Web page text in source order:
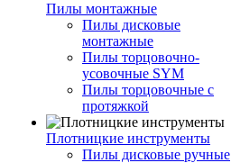
Пилы монтажные
Пилы дисковые
монтажные
Пилы торцовочно-
усовочные SYM
Пилы торцовочные с
протяжкой
Плотницкие инструменты
Пилы дисковые ручные